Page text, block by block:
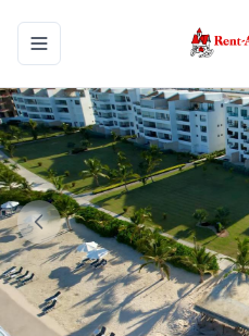
Toggle navigation menu